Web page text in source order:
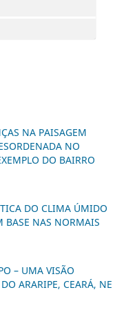
NA PAISAGEM
NO
DO BAIRRO
DO CLIMA ÚMIDO
BASE NAS NORMAIS
– UMA VISÃO
ARARIPE, CEARÁ, NE